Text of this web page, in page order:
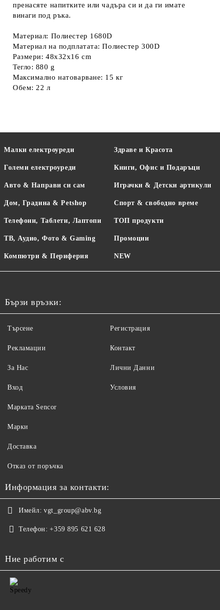
пренасяте напитките или чадъра си и да ги имате
винаги под ръка.
Материал: Полиестер 1680D
Материал на подплатата: Полиестер 300D
Размери: 48x32x16 cm
Тегло: 880 g
Максимално натоварване: 15 кг
Обем: 22 л
Малки електроуреди
Големи електроуреди
Авто & Направи си сам
Дом, Градина & Petshop
Телефони, Таблети, Лаптопи
ТВ, Аудио, Фото & Gaming
Компютри & Периферия
Здраве и Красота
Книги, Офис и Подаръци
Играчки & Детски артикули
Спорт & свободно време
ТОП продукти
Промоции
NEW
Бързи връзки:
Търсене
Рекламации
За Нас
Вход
Регистрация
Контакт
Лични Данни
Условия
Maрката Sencor
Марки
Доставка
Отказ от поръчка
Информация за контакти:
Имейл: vgt_group@abv.bg
Телефон: +359 895 621 628
Ние работим с